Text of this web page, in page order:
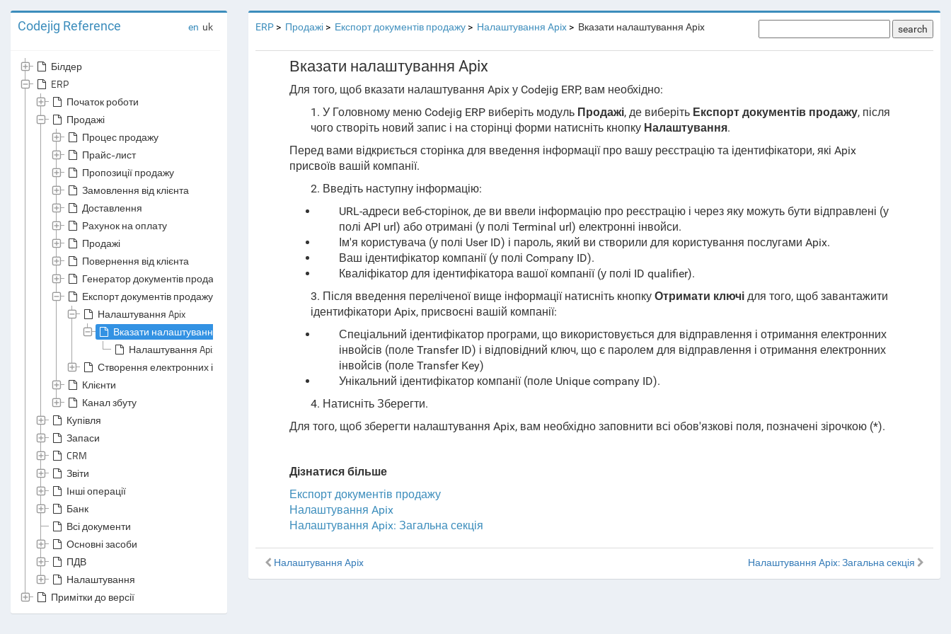
Codejig Reference en uk
Білдер
ERP
Початок роботи
Продажі
Процес продажу
Прайс-лист
Пропозиції продажу
Замовлення від клієнта
Доставлення
Рахунок на оплату
Продажі
Повернення від клієнта
Генератор документів продажу
Експорт документів продажу
Налаштування Apix
Вказати налаштування Apix
Налаштування Apix: Загальна секція
Створення електронних інвойсів
Клієнти
Канал збуту
Купівля
Запаси
CRM
Звіти
Інші операції
Банк
Всі документи
Основні засоби
ПДВ
Налаштування
Примітки до версії
ERP Продажі Експорт документів продажу Налаштування Apix Вказати налаштування Apix search
Вказати налаштування Apix
Для того, щоб вказати налаштування Apix у Codejig ERP, вам необхідно:
1. У Головному меню Codejig ERP виберіть модуль Продажі, де виберіть Експорт документів продажу, після
чого створіть новий запис і на сторінці форми натисніть кнопку Налаштування.
Перед вами відкриється сторінка для введення інформації про вашу реєстрацію та ідентифікатори, які Apix
присвоїв вашій компанії.
2. Введіть наступну інформацію:
URL-адреси веб-сторінок, де ви ввели інформацію про реєстрацію і через яку можуть бути відправлені (у
полі API url) або отримані (у полі Terminal url) електронні інвойси.
Ім'я користувача (у полі User ID) і пароль, який ви створили для користування послугами Apix.
Ваш ідентифікатор компанії (у полі Company ID).
Кваліфікатор для ідентифікатора вашої компанії (у полі ID qualifier).
3. Після введення переліченої вище інформації натисніть кнопку Отримати ключідля того, щоб завантажити
ідентифікатори Apix, присвоєні вашій компанії:
Спеціальний ідентифікатор програми, що використовується для відправлення і отримання електронних
інвойсів (поле Transfer ID) і відповідний ключ, що є паролем для відправлення і отримання електронних
інвойсів (поле Transfer Key)
Унікальний ідентифікатор компанії (поле Unique company ID).
4. Натисніть Зберегти.
Для того, щоб зберегти налаштування Apix, вам необхідно заповнити всі обов'язкові поля, позначені зірочкою (*).
Дізнатися більше
Експорт документів продажу
Налаштування Apix
Налаштування Apix: Загальна секція
Налаштування Apix Налаштування Apix: Загальна секція